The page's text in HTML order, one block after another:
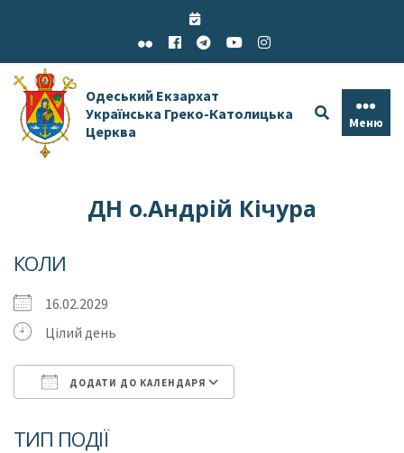
Одеський Екзархат
Українська Греко-Католицька
Церква
Меню
ДН о.Андрій Кічура
КОЛИ
16.02.2029
Цілий день
ДОДАТИ ДО КАЛЕНДАРЯ
ТИП ПОДІЇ